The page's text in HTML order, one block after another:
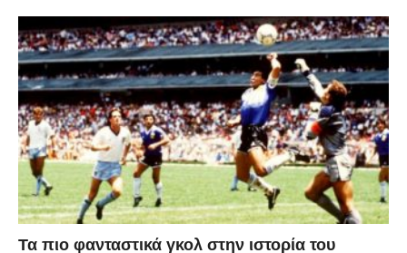
Τα πιο φανταστικά γκολ στην ιστορία του